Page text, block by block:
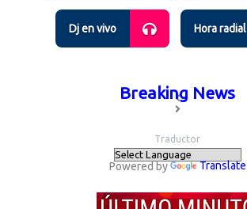
Dj en vivo Hora radial
Breaking News
Traductor
Powered by Translate